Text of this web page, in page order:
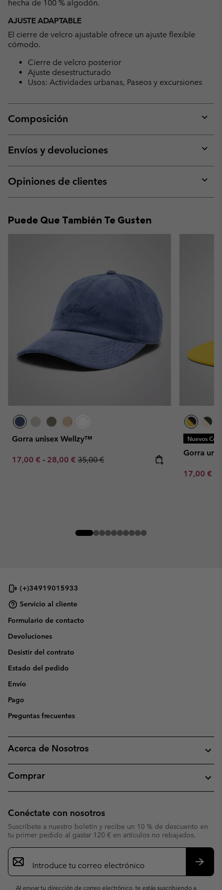
hecha de 100 % algodón.
AJUSTE ADAPTABLE
El cierre de velcro ajustable ofrece un ajuste flexible
cómodo.
Cierre de velcro posterior
Ajuste desestructurado
Usos: Actividades urbanas, Paseos y excursiones
Composición
or
Envíos y devoluciones
or
Opiniones de clientes
or
Puede Que También Te Gusten
Gorra unisex Wellzy™
Minimum sale price:
17,00 € - Maximum sale price:
28,00 € Regular price:
35,00 €
Nuevos
Gorra
Minimum
17,00 €
(+)34919015933
Servicio al cliente
Formulario de contacto
Devoluciones
Desistir del contrato
Estado del pedido
Envío
Pago
Preguntas frecuentes
Acerca de Nosotros
Comprar
Conéctate con nosotros
Suscríbete a nuestro boletín y recibe un 10 % de descuento en
tu primer pedido al gastar 120 € en artículos no rebajados.
Suscripción
de
correo
Al enviar tu dirección de correo electrónico, te estás suscribiendo a